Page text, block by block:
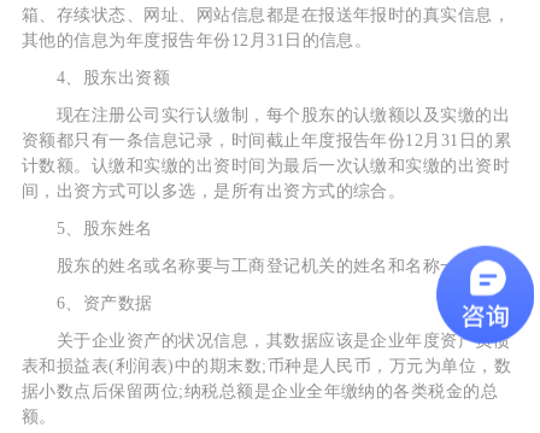
箱、存续状态、网址、网站信息都是在报送年报时的真实信息，
其他的信息为年度报告年份12月31日的信息。
4、股东出资额
现在注册公司实行认缴制，每个股东的认缴额以及实缴的出
资额都只有一条信息记录，时间截止年度报告年份12月31日的累
计数额。认缴和实缴的出资时间为最后一次认缴和实缴的出资时
间，出资方式可以多选，是所有出资方式的综合。
5、股东姓名
股东的姓名或名称要与工商登记机关的姓名和名称一样。
6、资产数据
关于企业资产的状况信息，其数据应该是企业年度资产负债
表和损益表(利润表)中的期末数;币种是人民币，万元为单位，数
据小数点后保留两位;纳税总额是企业全年缴纳的各类税金的总
额。